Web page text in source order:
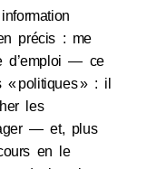
précis : me
d’emploi — ce
politiques » : il
les
— et, plus
en le